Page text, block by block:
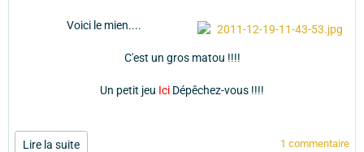
Voici le mien....
C'est un gros matou !!!!
Un petit jeu Ici Dépêchez-vous !!!!
Lire la suite 1 commentaire